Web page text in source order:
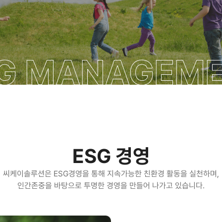
ESG 경영
씨케이솔루션은 ESG경영을 통해 지속가능한 친환경 활동을 실천하며,
인간존중을 바탕으로 투명한 경영을 만들어 나가고 있습니다.